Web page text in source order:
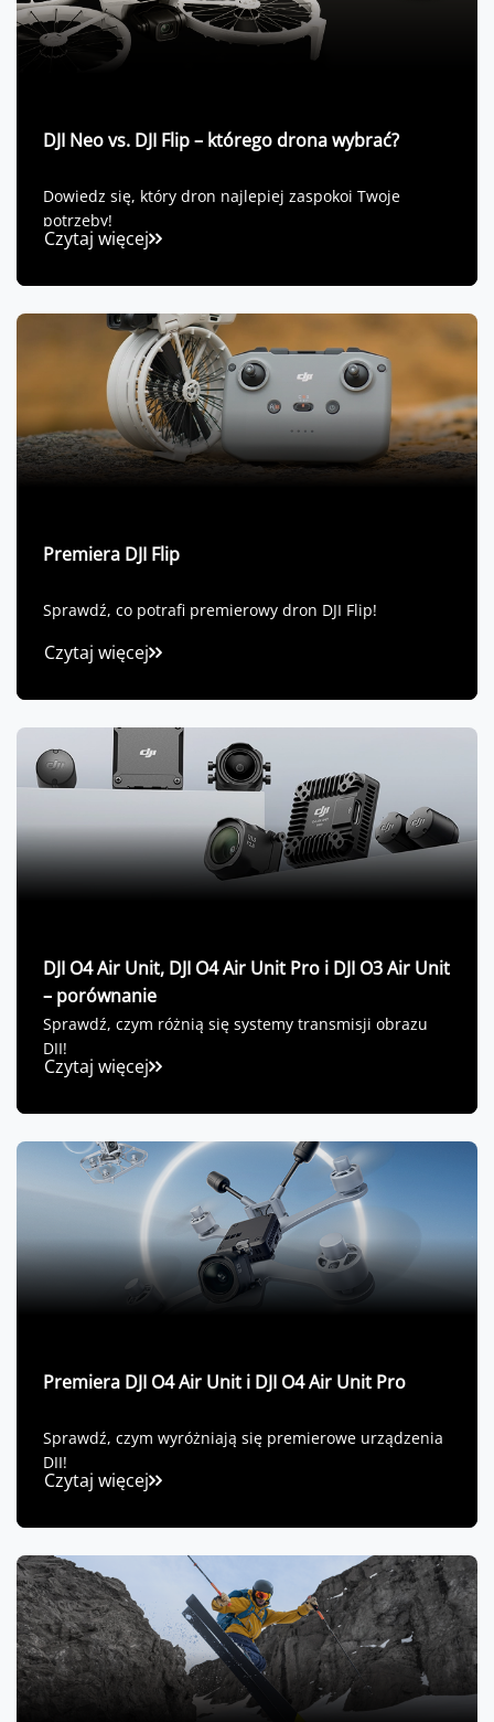
DJI Neo vs. DJI Flip – którego drona wybrać?
Dowiedz się, który dron najlepiej zaspokoi Twoje
potrzeby!
Czytaj więcej
Premiera DJI Flip
Sprawdź, co potrafi premierowy dron DJI Flip!
Czytaj więcej
DJI O4 Air Unit, DJI O4 Air Unit Pro i DJI O3 Air Unit
– porównanie
Sprawdź, czym różnią się systemy transmisji obrazu
DJI!
Czytaj więcej
Premiera DJI O4 Air Unit i DJI O4 Air Unit Pro
Sprawdź, czym wyróżniają się premierowe urządzenia
DJI!
Czytaj więcej